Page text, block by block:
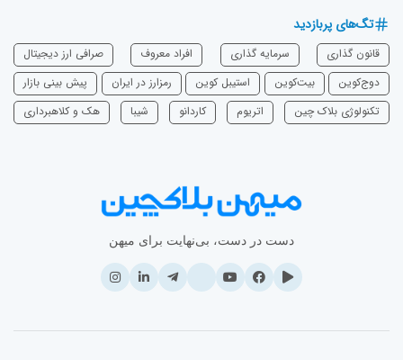
تگ‌های پربازدید
قانون گذاری سرمایه‌ گذاری افراد معروف
صرافی ارز دیجیتال
دوج‌کوین
بیت‌کوین استیبل کوین رمزارز در ایران
پیش بینی بازار
تکنولوژی بلاک چین
اتریوم ‌کاردانو شیبا هک و کلاهبرداری
دست در دست، بی‌نهایت برای میهن